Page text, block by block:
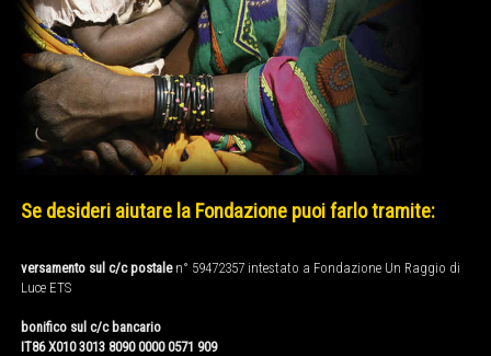
Se desideri aiutare la Fondazione puoi farlo tramite:
versamento sul c/c postalen° 59472357 intestato a Fondazione Un Raggio di
Luce ETS
bonifico sul c/c bancario
IT86 X010 3013 8090 0000 0571 909